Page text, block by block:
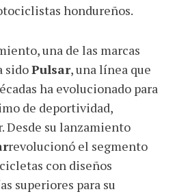
hondureños.
una de las marcas
sidoPulsar, una línea que
ha evolucionado para
de deportividad,
Desde su lanzamiento
revolucionó el segmento
con diseños
superiores para su